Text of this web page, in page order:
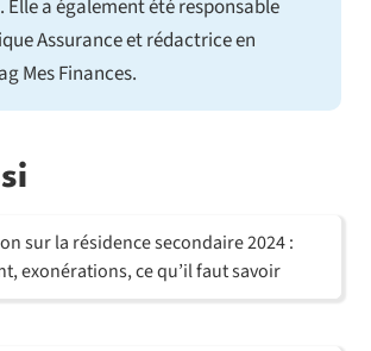
a également été responsable
Assurance et rédactrice en
Mes Finances.
sur la résidence secondaire 2024 :
exonérations, ce qu’il faut savoir